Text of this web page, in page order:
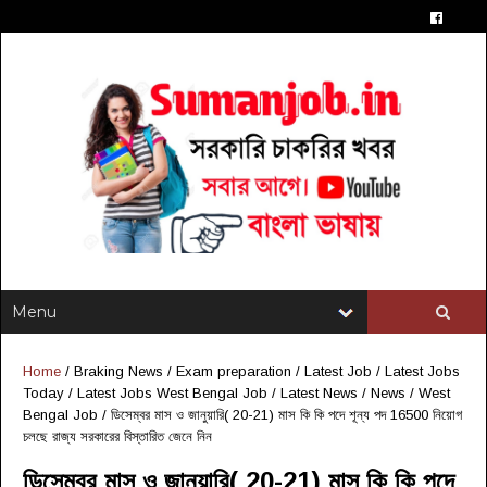
Home / Braking News / Exam preparation / Latest Job / Latest Jobs
Today / Latest Jobs West Bengal Job / Latest News / News / West
Bengal Job / ডিসেম্বর মাস ও জানুয়ারি( 20-21) মাস কি কি পদে শূন্য পদ 16500 নিয়োগ
চলছে রাজ্য সরকারের বিস্তারিত জেনে নিন
ডিসেম্বর মাস ও জানুয়ারি( 20-21) মাস কি কি পদে